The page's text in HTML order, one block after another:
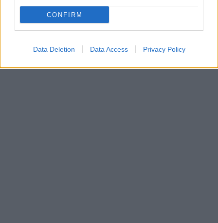
CONFIRM
Data Deletion Data Access Privacy Policy